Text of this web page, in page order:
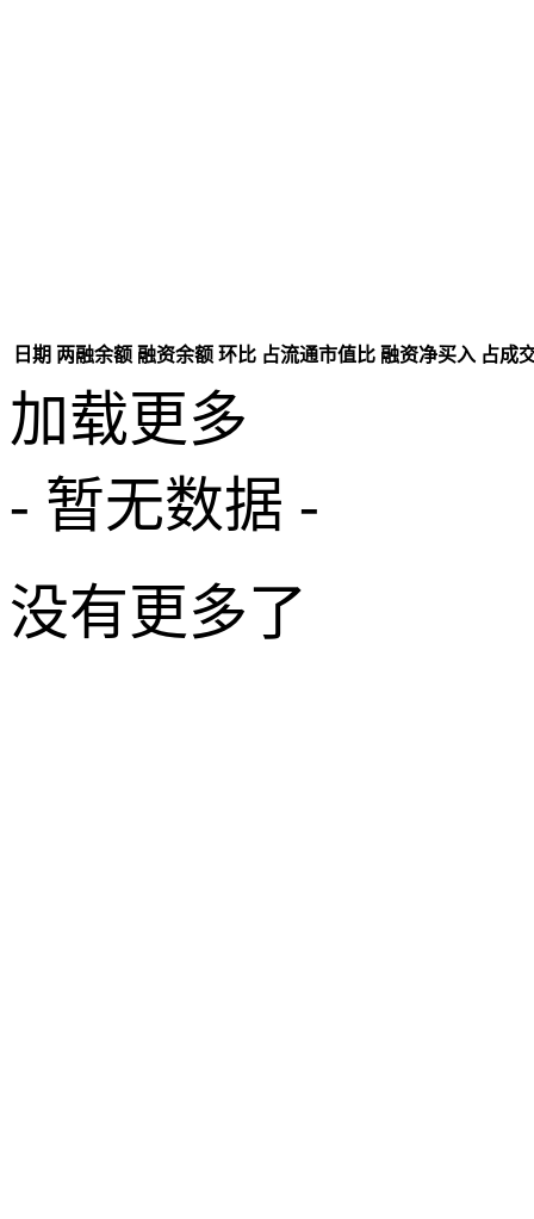
日期 两融余额 融资余额 环比 占流通市值比 融资净买入 占成
加载更多
- 暂无数据 -
没有更多了